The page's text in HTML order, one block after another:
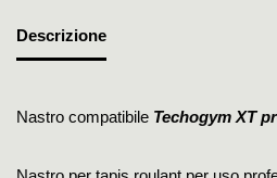
Descrizione
Nastro compatibile Techogym XT